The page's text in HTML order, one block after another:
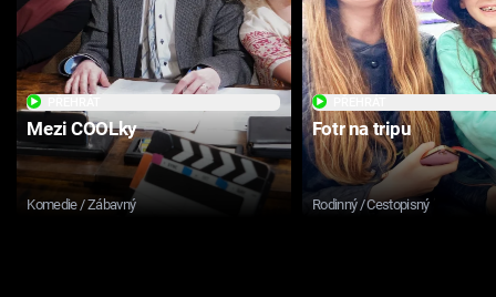
Mezi COOLky
Komedie / Zábavný
Fotr na tripu
Rodinný / Cestopisný